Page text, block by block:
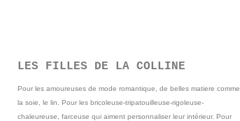
LES FILLES DE LA COLLINE
Pour les amoureuses de mode romantique, de belles matiere comme
la soie, le lin. Pour les bricoleuse-tripatouilleuse-rigoleuse-
chaleureuse, farceuse qui aiment personnaliser leur intérieur. Pour